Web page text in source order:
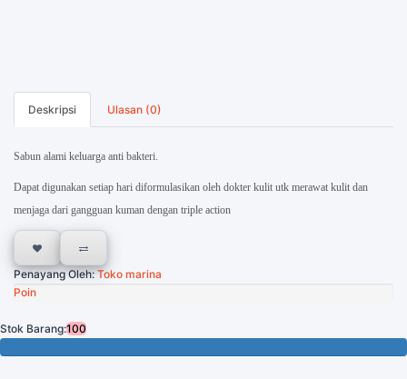
Deskripsi Ulasan (0)
Sabun alami keluarga anti bakteri.
Dapat digunakan setiap hari diformulasikan oleh dokter kulit utk merawat kulit dan
menjaga dari gangguan kuman dengan triple action
Penayang Oleh:Toko marina
Poin
Stok Barang:100